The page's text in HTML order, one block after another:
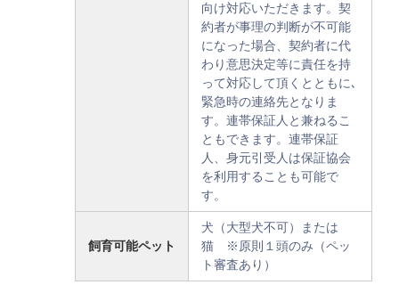
向け対応いただきます。契
約者が事理の判断が不可能
になった場合、契約者に代
わり意思決定等に責任を持
って対応して頂くとともに､
緊急時の連絡先となりま
す。連帯保証人と兼ねるこ
ともできます。連帯保証
人、身元引受人は保証協会
を利用することも可能で
す。
飼育可能ペット
犬（大型犬不可）または
猫 ※原則１頭のみ（ペッ
ト審査あり）